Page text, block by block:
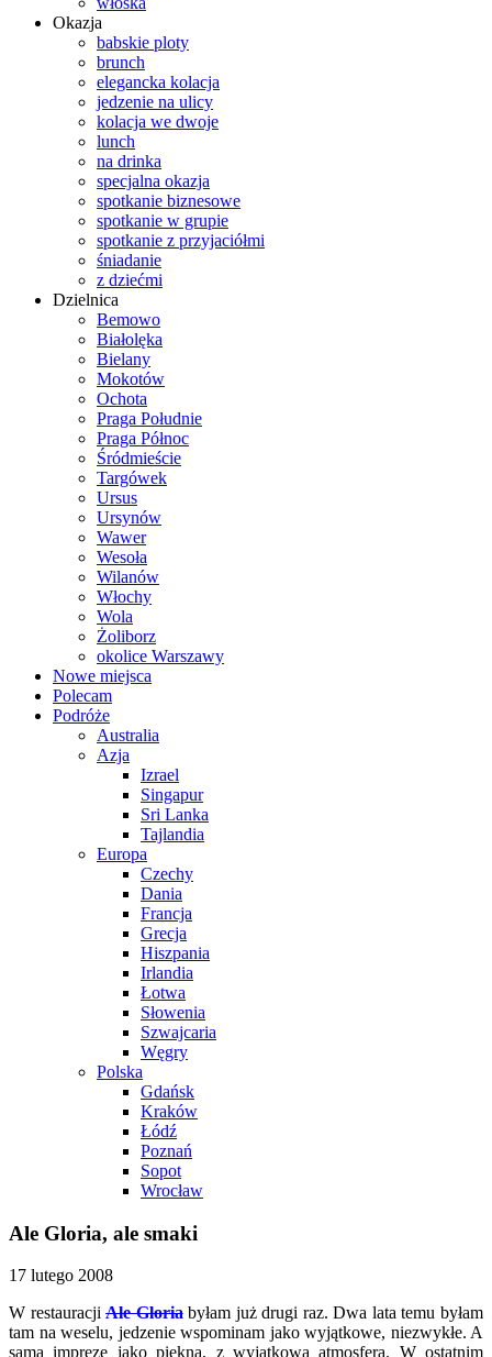
Okazja
babskie ploty
brunch
elegancka kolacja
jedzenie na ulicy
kolacja we dwoje
lunch
na drinka
specjalna okazja
spotkanie biznesowe
spotkanie w grupie
spotkanie z przyjaciółmi
śniadanie
z dziećmi
Dzielnica
Bemowo
Białolęka
Bielany
Mokotów
Ochota
Praga Południe
Praga Północ
Śródmieście
Targówek
Ursus
Ursynów
Wawer
Wesoła
Wilanów
Włochy
Wola
Żoliborz
okolice Warszawy
Nowe miejsca
Polecam
Podróże
Australia
Azja
Izrael
Singapur
Sri Lanka
Tajlandia
Europa
Czechy
Dania
Francja
Grecja
Hiszpania
Irlandia
Łotwa
Słowenia
Szwajcaria
Węgry
Polska
Gdańsk
Kraków
Łódź
Poznań
Sopot
Wrocław
Ale Gloria, ale smaki
17 lutego 2008
W restauracjiAle Gloriabyłam już drugi raz. Dwa lata temu byłam
tam na weselu, jedzenie wspominam jako wyjątkowe, niezwykłe. A
samą imprezę jako piękną, z wyjątkową atmosferą. W ostatnim